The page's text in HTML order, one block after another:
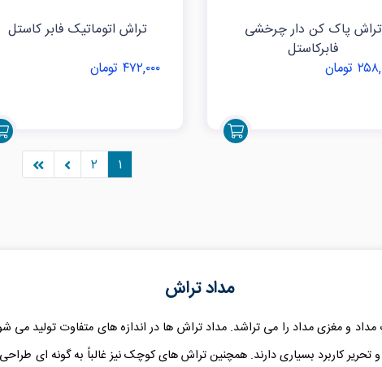
تراش پاک کن دار چرخشی
فابرکاستل
تومان
تراش اتوماتیک فابر کاستل
۴۷۲,۰۰۰ تومان
۱ ۲
مداد تراش
و مغزی مداد را می تراشد. مداد تراش ها در اندازه های متفاوت تولید می
تحریر کاربرد بسیاری دارند. همچنین تراش های کوچک نیز غالباً به گونه ای